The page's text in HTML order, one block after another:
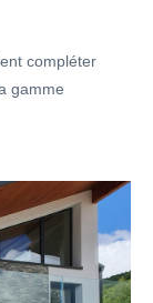
compléter
gamme